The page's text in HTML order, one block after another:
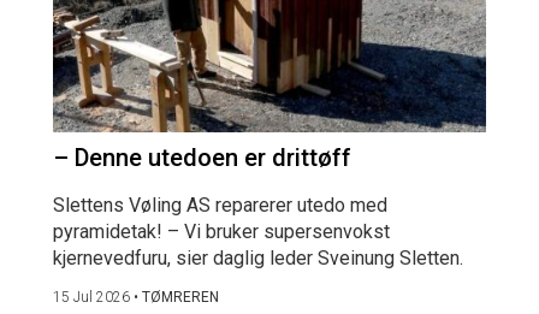
– Denne utedoen er drittøff
Slettens Vøling AS reparerer utedo med
pyramidetak! – Vi bruker supersenvokst
kjernevedfuru, sier daglig leder Sveinung Sletten.
15 Jul 2026 • TØMREREN